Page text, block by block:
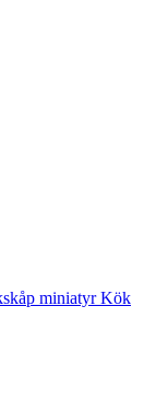
miniatyr Kök